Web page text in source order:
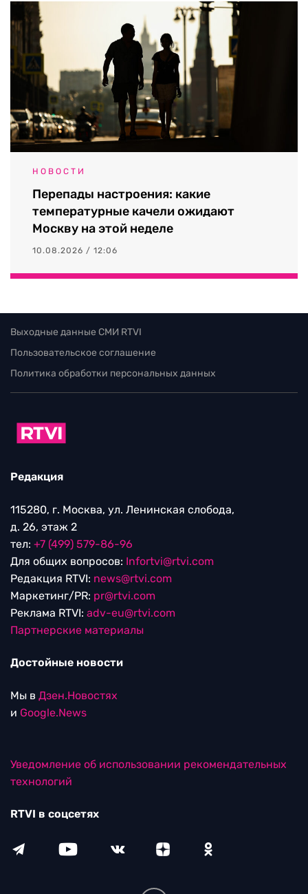
НОВОСТИ
Перепады настроения: какие
температурные качели ожидают
Москву на этой неделе
10.08.2026 / 12:06
Выходные данные СМИ RTVI
Пользовательское соглашение
Политика обработки персональных данных
Редакция
115280, г. Москва, ул. Ленинская слобода,
д. 26, этаж 2
тел: +7 (499) 579-86-96
Для общих вопросов: Infortvi@rtvi.com
Редакция RTVI: news@rtvi.com
Маркетинг/PR: pr@rtvi.com
Реклама RTVI: adv-eu@rtvi.com
Партнерские материалы
Достойные новости
Мы в Дзен.Новостях
и Google.News
Уведомление об использовании рекомендательных
технологий
RTVI в соцсетях